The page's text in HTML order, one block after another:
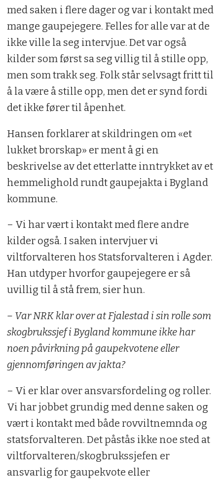
med saken i flere dager og var i kontakt med
mange gaupejegere. Felles for alle var at de
ikke ville la seg intervjue. Det var også
kilder som først sa seg villig til å stille opp,
men som trakk seg. Folk står selvsagt fritt til
å la være å stille opp, men det er synd fordi
det ikke fører til åpenhet.
Hansen forklarer at skildringen om «et
lukket brorskap» er ment å gi en
beskrivelse av det etterlatte inntrykket av et
hemmelighold rundt gaupejakta i Bygland
kommune.
– Vi har vært i kontakt med flere andre
kilder også. I saken intervjuer vi
viltforvalteren hos Statsforvalteren i Agder.
Han utdyper hvorfor gaupejegere er så
uvillig til å stå frem, sier hun.
– Var NRK klar over at Fjalestad i sin rolle som
skogbrukssjef i Bygland kommune ikke har
noen påvirkning på gaupekvotene eller
gjennomføringen av jakta?
– Vi er klar over ansvarsfordeling og roller.
Vi har jobbet grundig med denne saken og
vært i kontakt med både rovviltnemnda og
statsforvalteren. Det påstås ikke noe sted at
viltforvalteren/skogbrukssjefen er
ansvarlig for gaupekvote eller